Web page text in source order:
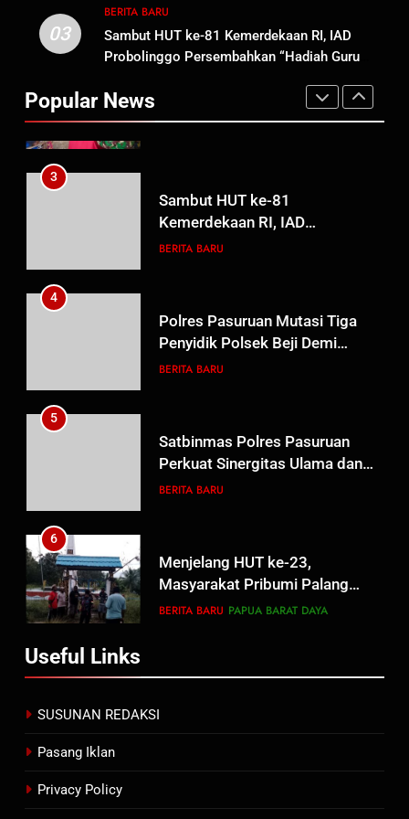
03
BERITA BARU
Sambut HUT ke-81 Kemerdekaan RI, IAD
Probolinggo Persembahkan “Hadiah Guru
Guru Non-ASN sebagai Pahlawan Bangsa
Popular News
Sutarman
2
TMMD Ke-129 Gelar Penyuluhan
Wasbang dan Hukum,
Tanamkan Kesadaran
Berbangsa serta Taat Aturan di
PAPUA BARAT DAYA
Kemerdekaan RI, IAD
Probolinggo Persembahkan
“Hadiah Guru Mengabdi”: 100
Pahlawan Bangsa
BERITA BARU
Penyidik Polsek Beji Demi
Efektivitas dan Kelancaran
Proses Penyidikan
BERITA BARU
Perkuat Sinergitas Ulama dan
Umara Melalui Program Rabu
Berguru di Ponpes Dalwa
BERITA BARU
Masyarakat Pribumi Palang
Tugu Sejarah Trikora
Teminabuan
BERITA BARU PAPUA BARAT DAYA
Wujud Komitmen Transparansi
BERITA BARU
8
Persit Hadirkan Kebahagiaan
Useful Links
SUSUNAN REDAKSI
Pasang Iklan
Privacy Policy